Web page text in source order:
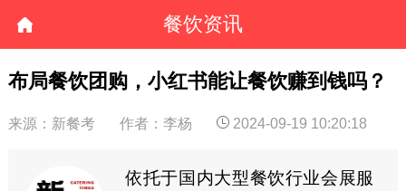
餐饮资讯
布局餐饮团购，小红书能让餐饮赚到钱吗？
来源：新餐考 作者：李杨 2024-09-19 10:20:18
依托于国内大型餐饮行业会展服